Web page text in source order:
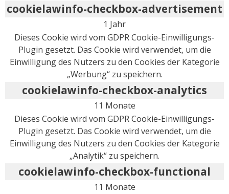
cookielawinfo-checkbox-advertisement
1 Jahr
Dieses Cookie wird vom GDPR Cookie-Einwilligungs-
Plugin gesetzt. Das Cookie wird verwendet, um die
Einwilligung des Nutzers zu den Cookies der Kategorie
„Werbung“ zu speichern.
cookielawinfo-checkbox-analytics
11 Monate
Dieses Cookie wird vom GDPR Cookie-Einwilligungs-
Plugin gesetzt. Das Cookie wird verwendet, um die
Einwilligung des Nutzers zu den Cookies der Kategorie
„Analytik“ zu speichern.
cookielawinfo-checkbox-functional
11 Monate